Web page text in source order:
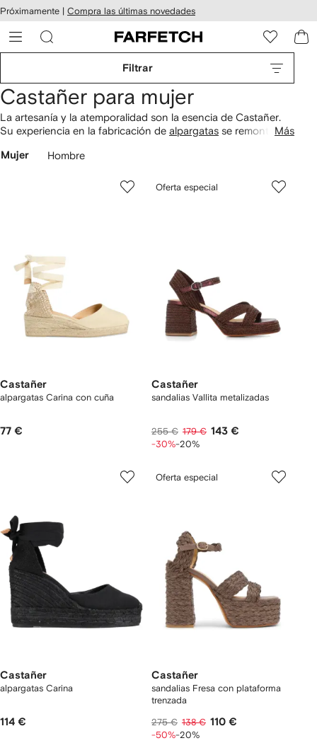
al
Próximamente | Compra las últimas novedades
Filtrar
Castañer para mujer
La artesanía y la atemporalidad son la esencia de Castañer.
Su experiencia en la fabricación de alpargatas se remonta a
Hoy, la marca española, que empezó como un negocio
gracias a su trabajo artesanal y su elegancia casual.
Más
Mujer Hombre
Castañer
alpargatas Carina con cuña
77 €
Oferta especial
Castañer
sandalias Vallita metalizadas
255 € 179 € 143 €
-30%-20%
Castañer
alpargatas Carina
114 €
Oferta especial
Castañer
sandalias Fresa con plataforma
trenzada
275 € 138 € 110 €
-50%-20%